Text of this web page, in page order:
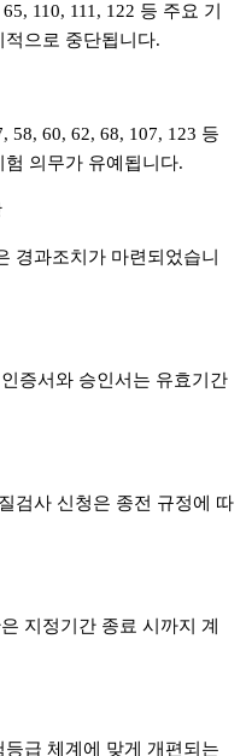
110, 111, 122 등 주요 기
으로 중단됩니다.
58, 60, 62, 68, 107, 123 등
의무가 유예됩니다.
경과조치가 마련되었습니
증서와 승인서는 유효기간
검사 신청은 종전 규정에 따
지정기간 종료 시까지 계
급 체계에 맞게 개편되는